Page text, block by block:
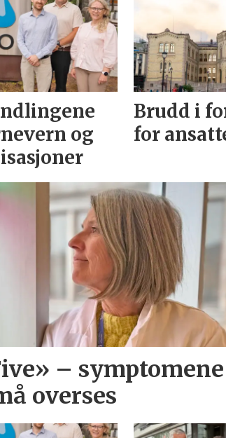
og
Brudd i
for
– symptomene
overses